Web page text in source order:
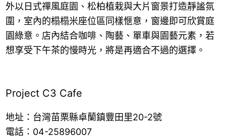
外以日式禪風庭園、松柏植栽與大片窗景打造靜謐氛
圍，室內的榻榻米座位區同樣愜意，窗邊即可欣賞庭
園綠意。店內結合咖啡、陶藝、單車與園藝元素，若
想享受下午茶的慢時光，將是再適合不過的選擇。
Project C3 Cafe
地址：台灣苗栗縣卓蘭鎮豐田里20-2號
電話：04-25896007